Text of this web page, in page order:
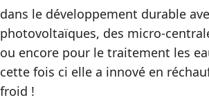
dans le développement durable
photovoltaïques, des micro-
ou encore pour le traitement les
cette fois ci elle a innové en
froid !